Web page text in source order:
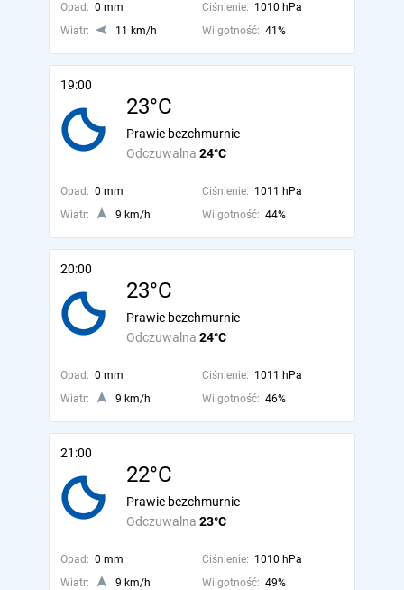
Opad: 0 mm Ciśnienie: 1010 hPa
Wiatr:
11 km/h Wilgotność: 41%
19:00
23°C
Odczuwalna 24°C
Prawie bezchmurnie
Opad: 0 mm Ciśnienie: 1011 hPa
Wiatr:
9 km/h Wilgotność: 44%
20:00
23°C
Odczuwalna 24°C
Prawie bezchmurnie
Opad: 0 mm Ciśnienie: 1011 hPa
Wiatr:
9 km/h Wilgotność: 46%
21:00
22°C
Odczuwalna 23°C
Prawie bezchmurnie
Opad: 0 mm Ciśnienie: 1010 hPa
Wiatr:
9 km/h Wilgotność: 49%